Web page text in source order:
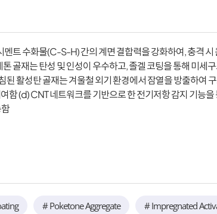
트 수화물(C-S-H) 간의 계면 결합력을 강화하여, 충격
골재는 탄성 및 인성이 우수하고, 졸겔 코팅을 통해 미
활성탄 골재는 겨울철 외기 환경에서 잠열을 방출하여
함 (d) CNT 네트워크를 기반으로 한 전기저항 감지 기능
# Poketone Aggregate # Impregnated